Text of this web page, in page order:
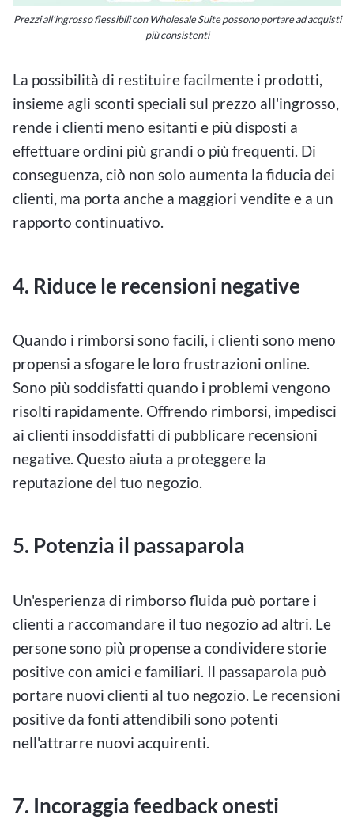
Prezzi all'ingrosso flessibili con Wholesale Suite possono portare ad acquisti
più consistenti
La possibilità di restituire facilmente i prodotti,
insieme agli sconti speciali sul prezzo all'ingrosso,
rende i clienti meno esitanti e più disposti a
effettuare ordini più grandi o più frequenti. Di
conseguenza, ciò non solo aumenta la fiducia dei
clienti, ma porta anche a maggiori vendite e a un
rapporto continuativo.
4. Riduce le recensioni negative
Quando i rimborsi sono facili, i clienti sono meno
propensi a sfogare le loro frustrazioni online.
Sono più soddisfatti quando i problemi vengono
risolti rapidamente. Offrendo rimborsi, impedisci
ai clienti insoddisfatti di pubblicare recensioni
negative. Questo aiuta a proteggere la
reputazione del tuo negozio.
5. Potenzia il passaparola
Un'esperienza di rimborso fluida può portare i
clienti a raccomandare il tuo negozio ad altri. Le
persone sono più propense a condividere storie
positive con amici e familiari. Il passaparola può
portare nuovi clienti al tuo negozio. Le recensioni
positive da fonti attendibili sono potenti
nell'attrarre nuovi acquirenti.
7. Incoraggia feedback onesti